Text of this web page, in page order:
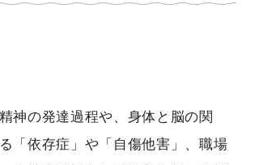
神の発達過程や、身体と脳の関
「依存症」や「自傷他害」、職場